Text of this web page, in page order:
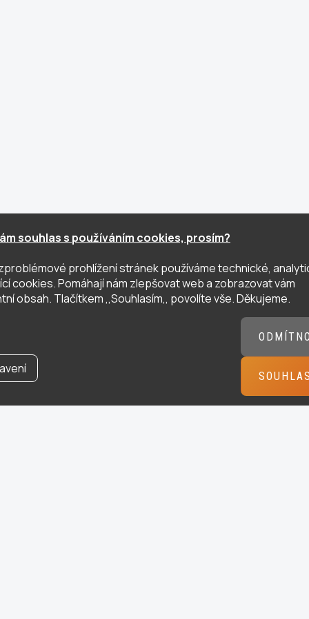
souhlas s používáním cookies, prosím?
prohlížení stránek používáme technické,
cookies. Pomáhají nám zlepšovat web a zobrazovat vám
obsah. Tlačítkem ,,Souhlasím,, povolíte vše. Děkujeme.